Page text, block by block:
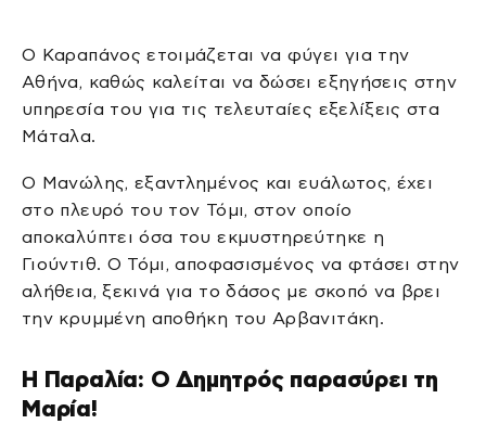
Ο Καραπάνος ετοιμάζεται να φύγει για την
Αθήνα, καθώς καλείται να δώσει εξηγήσεις στην
υπηρεσία του για τις τελευταίες εξελίξεις στα
Μάταλα.
Ο Μανώλης, εξαντλημένος και ευάλωτος, έχει
στο πλευρό του τον Τόμι, στον οποίο
αποκαλύπτει όσα του εκμυστηρεύτηκε η
Γιούντιθ. Ο Τόμι, αποφασισμένος να φτάσει στην
αλήθεια, ξεκινά για το δάσος με σκοπό να βρει
την κρυμμένη αποθήκη του Αρβανιτάκη.
Η Παραλία: Ο Δημητρός παρασύρει τη
Μαρία!